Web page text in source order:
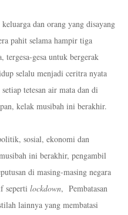
dan orang yang disayang
pahit selama hampir tiga
tergesa-gesa untuk bergerak
selalu menjadi ceritra nyata
tetesan air mata dan di
kelak musibah ini berakhir.
sosial, ekonomi dan
ini berakhir, pengambil
di masing-masing negara
seperti lockdown, Pembatasan
lainnya yang membatasi